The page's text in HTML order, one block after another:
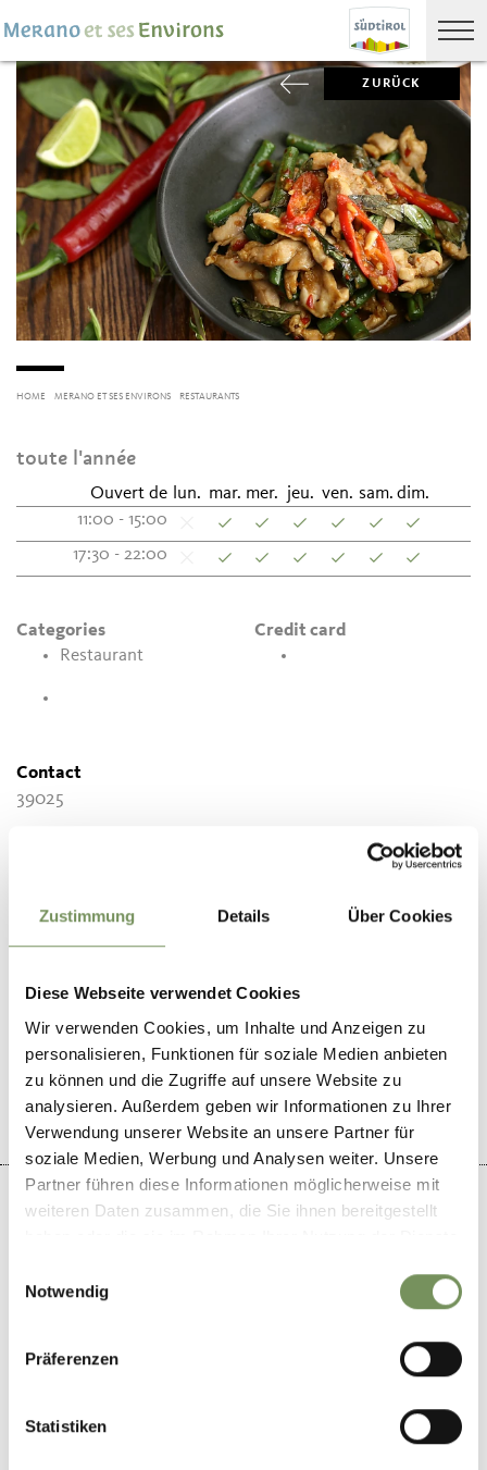
Zustimmung Details Über Cookies
Diese Webseite verwendet Cookies
Wir verwenden Cookies, um Inhalte und Anzeigen zu
personalisieren, Funktionen für soziale Medien anbieten
zu können und die Zugriffe auf unsere Website zu
analysieren. Außerdem geben wir Informationen zu Ihrer
Verwendung unserer Website an unsere Partner für
soziale Medien, Werbung und Analysen weiter. Unsere
Partner führen diese Informationen möglicherweise mit
weiteren Daten zusammen, die Sie ihnen bereitgestellt
Notwendig
Präferenzen
Statistiken
ZURÜCK
HOME MERANO ET SES ENVIRONS RESTAURANTS
toute l'année
Ouvert de lun. mar. mer. jeu. ven. sam. dim.
11:00 - 15:00
17:30 - 22:00
Categories
Restaurant
Credit card
Contact
39025
LE CONTENU VOUS A-T-IL ÉTÉ UTILE?
OUI NO